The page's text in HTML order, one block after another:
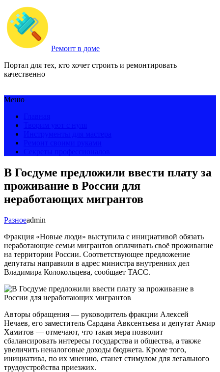
Ремонт в доме
Портал для тех, кто хочет строить и ремонтировать
качественно
Меню
В Госдуме предложили ввести плату за
проживание в России для
неработающих мигрантов
Разноеadmin
Фракция «Новые люди» выступила с инициативой обязать
неработающие семьи мигрантов оплачивать своё проживание
на территории России. Соответствующее предложение
депутаты направили в адрес министра внутренних дел
Владимира Колокольцева, сообщает ТАСС.
Авторы обращения — руководитель фракции Алексей
Нечаев, его заместитель Сардана Авксентьева и депутат Амир
Хамитов — отмечают, что такая мера позволит
сбалансировать интересы государства и общества, а также
увеличить неналоговые доходы бюджета. Кроме того,
инициатива, по их мнению, станет стимулом для легального
трудоустройства приезжих.